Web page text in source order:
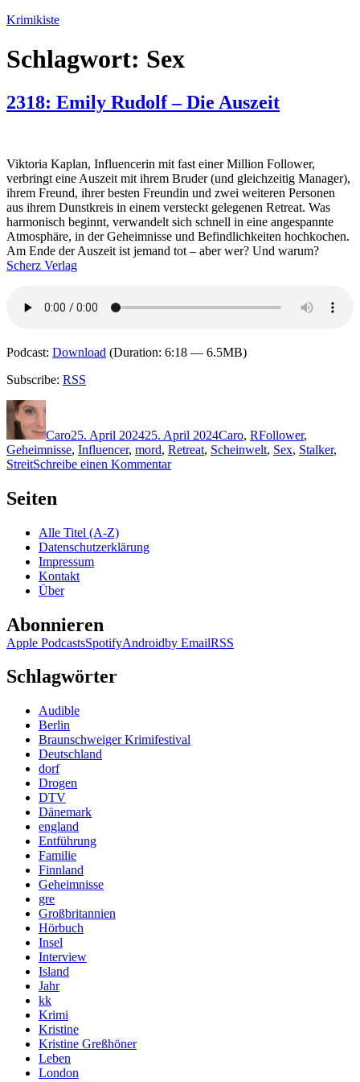
Zum
springen
Krimikiste
Schlagwort: Sex
2318: Emily Rudolf – Die Auszeit
Viktoria Kaplan, Influencerin mit fast einer Million Follower,
verbringt eine Auszeit mit ihrem Bruder (und gleichzeitig Manager),
ihrem Freund, ihrer besten Freundin und zwei weiteren Personen
aus ihrem Dunstkreis in einem versteckt gelegenen Retreat. Was
harmonisch beginnt, verwandelt sich schnell in eine angespannte
Atmosphäre, in der Geheimnisse und Befindlichkeiten hochkochen.
Am Ende der Auszeit ist jemand tot – aber wer? Und warum?
Scherz Verlag
Podcast: Download (Duration: 6:18 — 6.5MB)
Subscribe: RSS
Autor
Caro25. April 202425. April 2024Caro, RFollower,
Geheimnisse, Influencer, mord, Retreat, Scheinwelt, Sex, Stalker,
StreitSchreibe einen Kommentarzu
Seiten
Alle Titel (A-Z)
Datenschutzerklärung
Impressum
Kontakt
Über
Abonnieren
Apple PodcastsSpotifyAndroidby EmailRSS
Schlagwörter
Audible
Berlin
Braunschweiger Krimifestival
Deutschland
dorf
Drogen
DTV
Dänemark
england
Entführung
Familie
Finnland
Geheimnisse
gre
Großbritannien
Hörbuch
Insel
Interview
Island
Jahr
kk
Krimi
Kristine
Kristine Greßhöner
Leben
London